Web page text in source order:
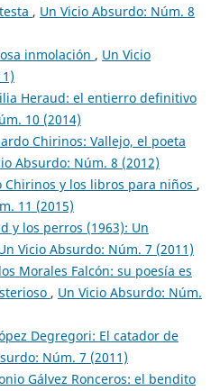
, Un Vicio Absurdo: Núm. 8
inmolación , Un Vicio
Heraud: el entierro definitivo
10 (2014)
Chirinos: Vallejo, el poeta
Absurdo: Núm. 8 (2012)
Chirinos y los libros para niños ,
11 (2015)
y los perros (1963): Un
Vicio Absurdo: Núm. 7 (2011)
Morales Falcón: su poesía es
, Un Vicio Absurdo: Núm.
Degregori: El catador de
Núm. 7 (2011)
Gálvez Ronceros: el bendito